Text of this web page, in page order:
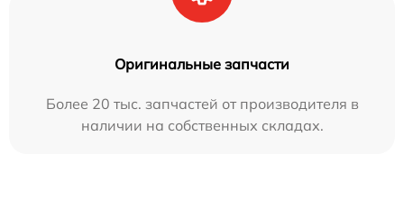
Оригинальные запчасти
Более 20 тыс. запчастей от производителя в
наличии на собственных складах.